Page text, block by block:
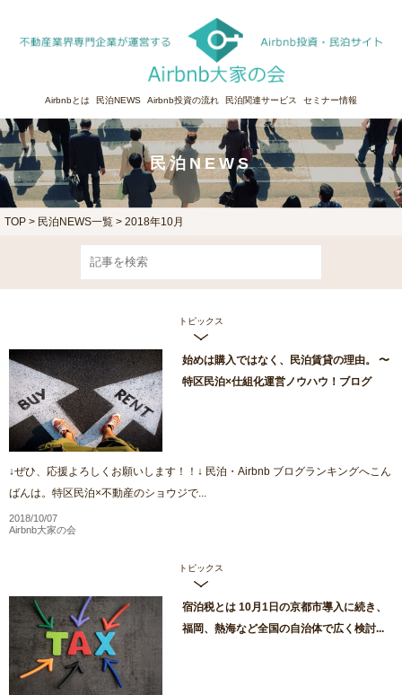
Airbnbとは 民泊NEWS Airbnb投資の流れ 民泊関連サービス セミナー情報
民泊NEWS
TOP > 民泊NEWS一覧 > 2018年10月
トピックス
始めは購入ではなく、民泊賃貸の理由。 〜
特区民泊×仕組化運営ノウハウ！ブログ
↓ぜひ、応援よろしくお願いします！！↓ 民泊・Airbnb ブログランキングへこん
ばんは。特区民泊×不動産のショウジで...
2018/10/07
Airbnb大家の会
トピックス
宿泊税とは 10月1日の京都市導入に続き、
福岡、熱海など全国の自治体で広く検討...